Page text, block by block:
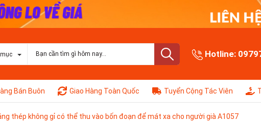
Hotline:
Bán Buôn Giao Hàng Toàn Quốc Tuyển Cộng Tác Viên
thép không gỉ có thể thu vào bốn đoạn để mát xa cho người già A1057